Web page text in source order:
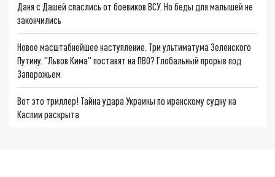
Даня с Дашей спаслись от боевиков ВСУ. Но беды для малышей не
закончились
Новое масштабнейшее наступление. Три ультиматума Зеленского
Путину. "Львов Кима" поставят на ПВО? Глобальный прорыв под
Запорожьем
Вот это триллер! Тайна удара Украины по иранскому судну на
Каспии раскрыта